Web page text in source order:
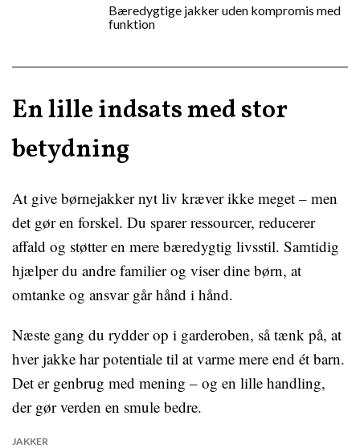
Bæredygtige jakker uden kompromis med
funktion
En lille indsats med stor
betydning
At give børnejakker nyt liv kræver ikke meget – men
det gør en forskel. Du sparer ressourcer, reducerer
affald og støtter en mere bæredygtig livsstil. Samtidig
hjælper du andre familier og viser dine børn, at
omtanke og ansvar går hånd i hånd.
Næste gang du rydder op i garderoben, så tænk på, at
hver jakke har potentiale til at varme mere end ét barn.
Det er genbrug med mening – og en lille handling,
der gør verden en smule bedre.
JAKKER